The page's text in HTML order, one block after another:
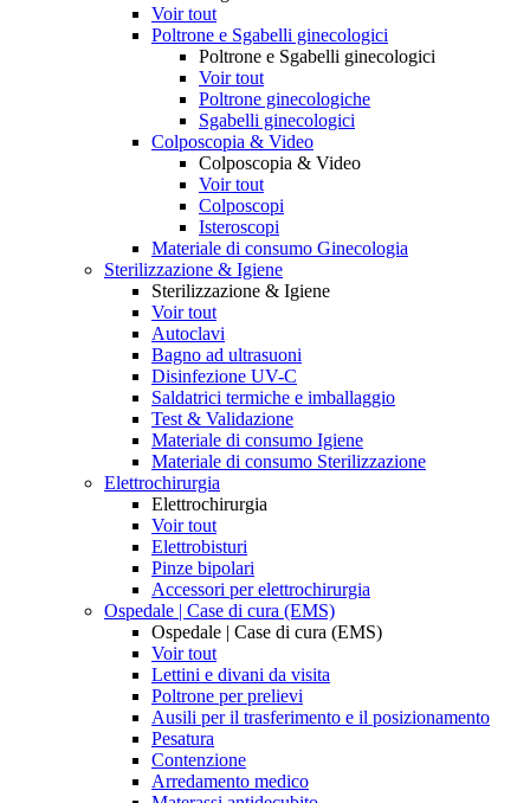
Voir tout
Poltrone e Sgabelli ginecologici
Poltrone e Sgabelli ginecologici
Voir tout
Poltrone ginecologiche
Sgabelli ginecologici
Colposcopia & Video
Colposcopia & Video
Voir tout
Colposcopi
Isteroscopi
Materiale di consumo Ginecologia
Sterilizzazione & Igiene
Sterilizzazione & Igiene
Voir tout
Autoclavi
Bagno ad ultrasuoni
Disinfezione UV-C
Saldatrici termiche e imballaggio
Test & Validazione
Materiale di consumo Igiene
Materiale di consumo Sterilizzazione
Elettrochirurgia
Elettrochirurgia
Voir tout
Elettrobisturi
Pinze bipolari
Accessori per elettrochirurgia
Ospedale | Case di cura (EMS)
Ospedale | Case di cura (EMS)
Voir tout
Lettini e divani da visita
Poltrone per prelievi
Ausili per il trasferimento e il posizionamento
Pesatura
Contenzione
Arredamento medico